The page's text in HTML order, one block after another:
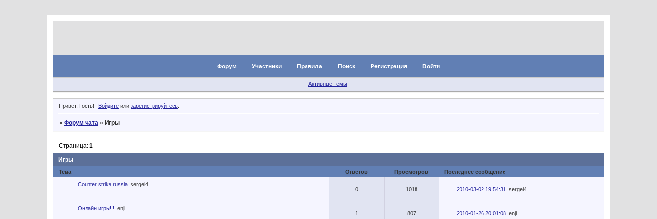
Форум Участники Правила Поиск Регистрация Войти
Активные темы
Привет, Гость! Войдите илизарегистрируйтесь.
» Форум чата » Игры
Игры
Страница: 1
Тема Ответов Просмотров Последнее сообщение
Counter strike russia sergei4
0
1018 2010-03-02 19:54:31 sergei4
Онлайн игры!!! enji
1
807 2010-01-26 20:01:08 enji